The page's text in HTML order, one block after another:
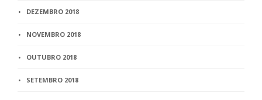
DEZEMBRO 2018
NOVEMBRO 2018
OUTUBRO 2018
SETEMBRO 2018